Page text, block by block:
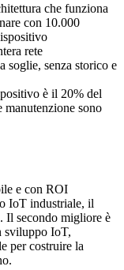
che funziona
con 10.000
rete
soglie, senza storico e
è il 20% del
manutenzione sono
e con ROI
IoT industriale, il
Il secondo migliore è
sviluppo IoT,
per costruire la